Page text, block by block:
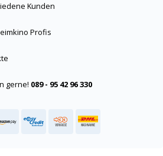
Kunden
Profis
gerne! 089 - 95 42 96 330